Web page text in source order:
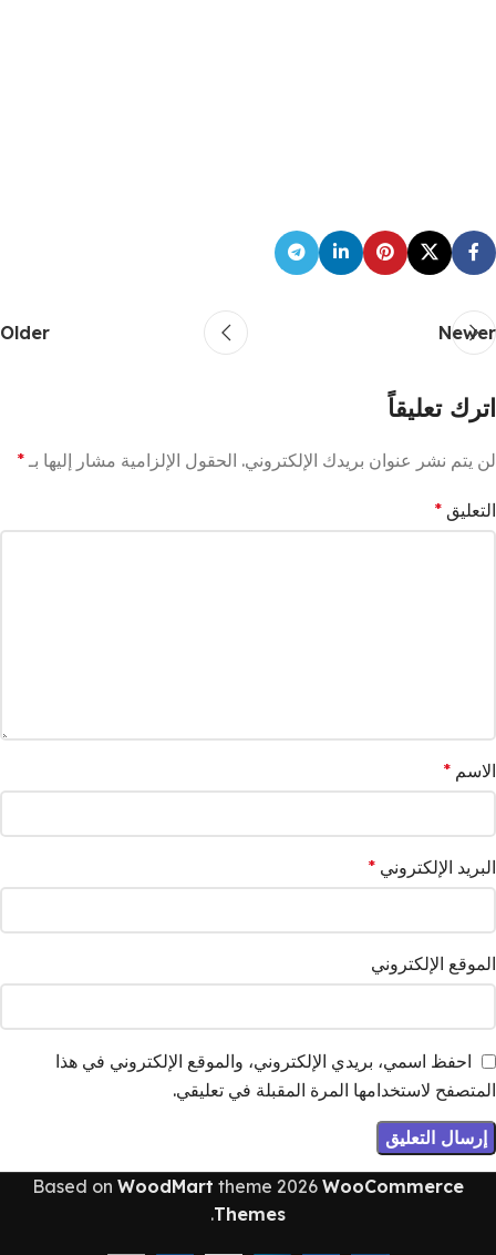
Newer
Older
اترك تعليقاً
لن يتم نشر عنوان بريدك الإلكتروني. الحقول الإلزامية مشار إليها بـ *
التعليق *
الاسم *
البريد الإلكتروني *
الموقع الإلكتروني
احفظ اسمي، بريدي الإلكتروني، والموقع الإلكتروني في هذا
المتصفح لاستخدامها المرة المقبلة في تعليقي.
Based on WoodMart theme 2026 WooCommerce
Themes
.